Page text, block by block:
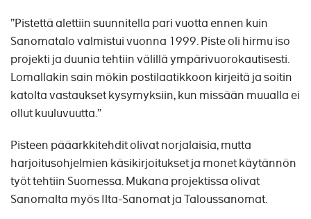
”Pistettä alettiin suunnitella pari vuotta ennen kuin
Sanomatalo valmistui vuonna 1999. Piste oli hirmu iso
projekti ja duunia tehtiin välillä ympärivuorokautisesti.
Lomallakin sain mökin postilaatikkoon kirjeitä ja soitin
katolta vastaukset kysymyksiin, kun missään muualla ei
ollut kuuluvuutta.”
Pisteen pääarkkitehdit olivat norjalaisia, mutta
harjoitusohjelmien käsikirjoitukset ja monet käytännön
työt tehtiin Suomessa. Mukana projektissa olivat
Sanomalta myös Ilta-Sanomat ja Taloussanomat.